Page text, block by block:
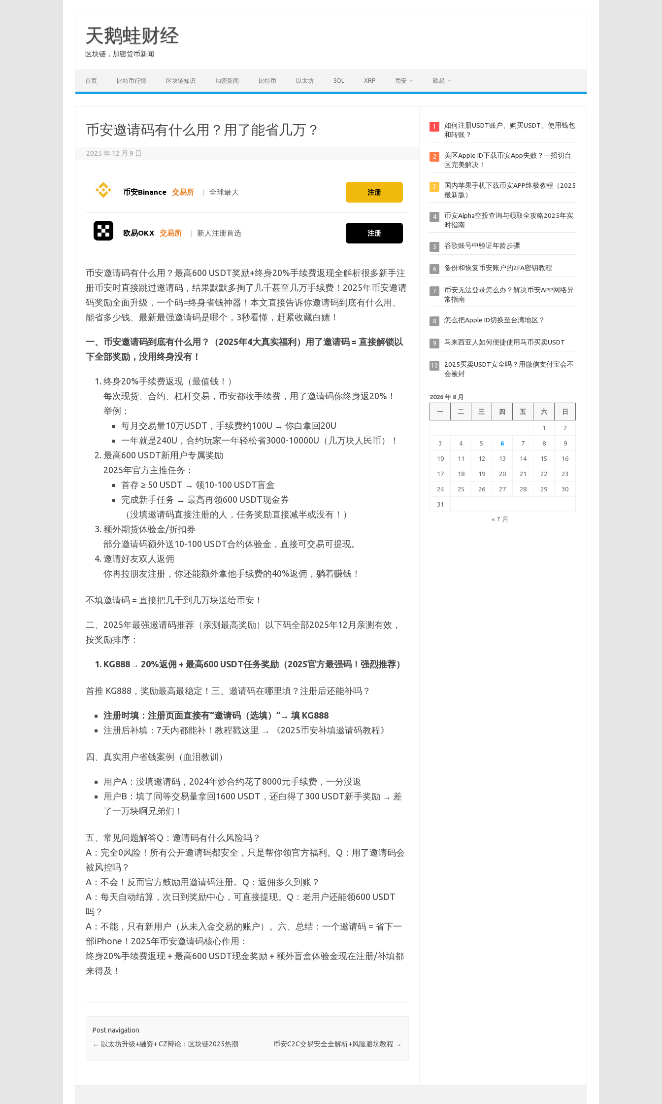
content
天鹅蛙财经
区块链，加密货币新闻
首页 比特币行情 区块链知识 加密新闻 比特币 以太坊 SOL XRP 币安 欧易
币安邀请码有什么用？用了能省几万？
2025 年 12 月 9 日
币安Binance 交易所 | 全球最大 注册
欧易OKX 交易所 | 新人注册首选 注册
币安邀请码有什么用？最高600 USDT奖励+终身20%手续费返现全解析很多新手注
册币安时直接跳过邀请码，结果默默多掏了几千甚至几万手续费！2025年币安邀请
码奖励全面升级，一个码=终身省钱神器！本文直接告诉你邀请码到底有什么用、
能省多少钱、最新最强邀请码是哪个，3秒看懂，赶紧收藏白嫖！
一、币安邀请码到底有什么用？（2025年4大真实福利）用了邀请码 = 直接解锁以
下全部奖励，没用终身没有！
终身20%手续费返现（最值钱！）
每次现货、合约、杠杆交易，币安都收手续费，用了邀请码你终身返20%！
举例：
每月交易量10万USDT，手续费约100U → 你白拿回20U
一年就是240U，合约玩家一年轻松省3000-10000U（几万块人民币）！
最高600 USDT新用户专属奖励
2025年官方主推任务：
首存 ≥ 50 USDT → 领10-100 USDT盲盒
完成新手任务 → 最高再领600 USDT现金券
（没填邀请码直接注册的人，任务奖励直接减半或没有！）
额外期货体验金/折扣券
部分邀请码额外送10-100 USDT合约体验金，直接可交易可提现。
邀请好友双人返佣
你再拉朋友注册，你还能额外拿他手续费的40%返佣，躺着赚钱！
不填邀请码 = 直接把几千到几万块送给币安！
二、2025年最强邀请码推荐（亲测最高奖励）以下码全部2025年12月亲测有效，
按奖励排序：
KG888→ 20%返佣 + 最高600 USDT任务奖励（2025官方最强码！强烈推荐）
首推 KG888，奖励最高最稳定！三、邀请码在哪里填？注册后还能补吗？
注册时填：注册页面直接有“邀请码（选填）”→ 填 KG888
注册后补填：7天内都能补！教程戳这里 → 《2025币安补填邀请码教程》
四、真实用户省钱案例（血泪教训）
用户A：没填邀请码，2024年炒合约花了8000元手续费，一分没返
用户B：填了同等交易量拿回1600 USDT，还白得了300 USDT新手奖励 → 差
了一万块啊兄弟们！
五、常见问题解答Q：邀请码有什么风险吗？
A：完全0风险！所有公开邀请码都安全，只是帮你领官方福利。Q：用了邀请码会
被风控吗？
A：不会！反而官方鼓励用邀请码注册。Q：返佣多久到账？
A：每天自动结算，次日到奖励中心，可直接提现。Q：老用户还能领600 USDT
吗？
A：不能，只有新用户（从未入金交易的账户）。六、总结：一个邀请码 = 省下一
部iPhone！2025年币安邀请码核心作用：
终身20%手续费返现 + 最高600 USDT现金奖励 + 额外盲盒体验金现在注册/补填都
来得及！
Post navigation
← 以太坊升级+融资+ CZ辩论：区块链2025热潮 币安C2C交易安全全解析+风险避坑教程 →
1
如何注册USDT账户、购买USDT、使用钱包
和转账？
2
美区Apple ID下载币安App失败？一招切台
区完美解决！
3
国内苹果手机下载币安APP终极教程（2025
最新版）
4
币安Alpha空投查询与领取全攻略2025年实
时指南
5 谷歌账号中验证年龄步骤
6 备份和恢复币安账户的2FA密钥教程
7
币安无法登录怎么办？解决币安APP网络异
常指南
8 怎么把Apple ID切换至台湾地区？
9 马来西亚人如何便捷使用马币买卖USDT
10
2025买卖USDT安全吗？用微信支付宝会不
会被封
2026 年 8 月
一 二 三 四 五 六 日
1 2
3 4 5 6 7 8 9
10 11 12 13 14 15 16
17 18 19 20 21 22 23
24 25 26 27 28 29 30
31
« 7 月